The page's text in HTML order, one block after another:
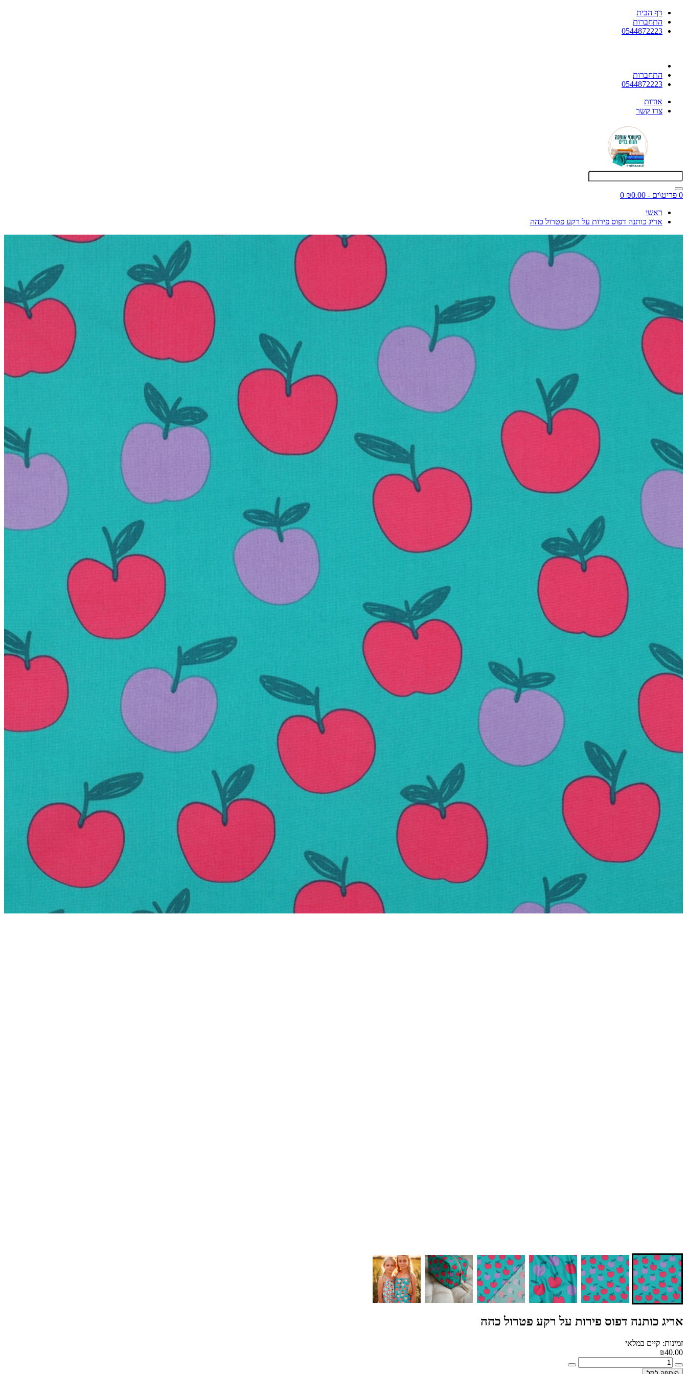
דף הבית
התחברות
0544872223
התחברות
0544872223
אודות
צרו קשר
0 פריט\ים - ₪0.00
0
ראשי
אריג כותנה דפוס פירות על רקע פטרול כהה
אריג כותנה דפוס פירות על רקע פטרול כהה
זמינות: קיים במלאי
₪40.00